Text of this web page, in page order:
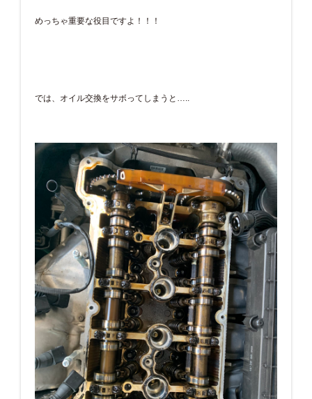
めっちゃ重要な役目ですよ！！！
では、オイル交換をサボってしまうと…..